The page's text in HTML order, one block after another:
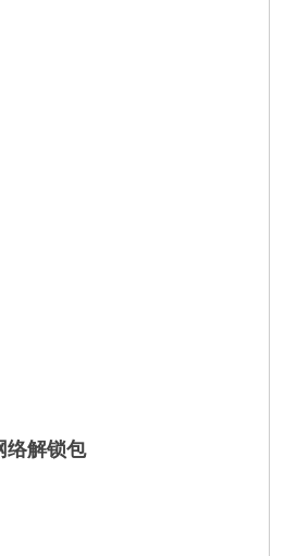
络解锁包